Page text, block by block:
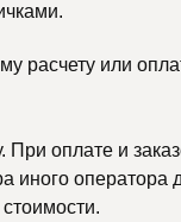
расчету или
оплате и
оператора